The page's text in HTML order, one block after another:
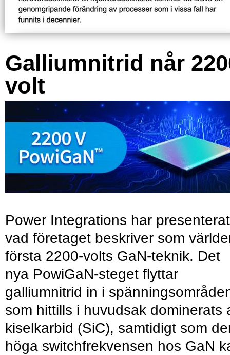
Galliumnitrid når
volt
Power Integrations har presenterat
vad företaget beskriver som
första 2200-volts GaN-teknik. Det
nya PowiGaN-steget flyttar
galliumnitrid in i
som hittills i huvudsak dominerats
kiselkarbid (SiC), samtidigt som
höga switchfrekvensen hos GaN